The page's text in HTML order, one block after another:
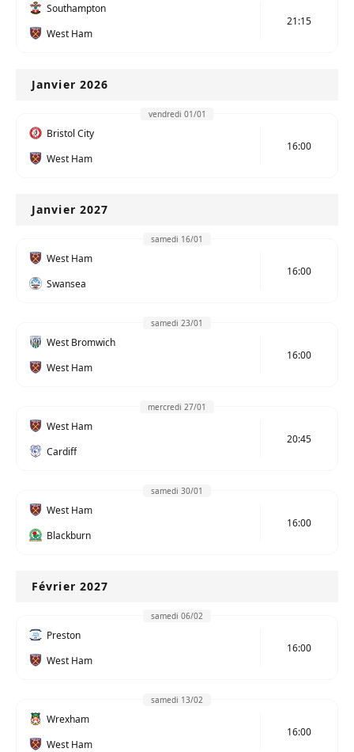
Southampton
West Ham
21:15
Janvier 2026
vendredi 01/01
Bristol City
West Ham
16:00
Janvier 2027
samedi 16/01
West Ham
Swansea
16:00
samedi 23/01
West Bromwich
West Ham
16:00
mercredi 27/01
West Ham
Cardiff
20:45
samedi 30/01
West Ham
Blackburn
16:00
Février 2027
samedi 06/02
Preston
West Ham
16:00
samedi 13/02
Wrexham
West Ham
16:00